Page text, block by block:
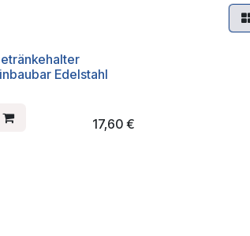
Edelstahl
17,60€